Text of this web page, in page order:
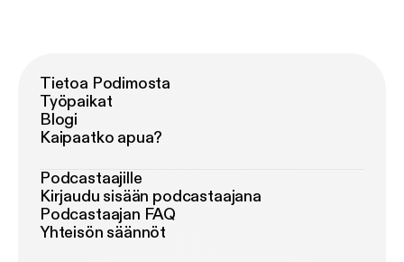
Tietoa Podimosta
Työpaikat
Blogi
Kaipaatko apua?
Podcastaajille
Kirjaudu sisään podcastaajana
Podcastaajan FAQ
Yhteisön säännöt